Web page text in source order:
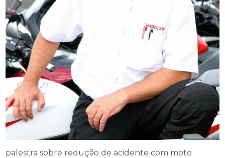
palestra sobre redução de acidente com moto